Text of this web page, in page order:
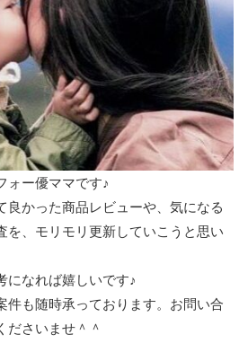
ォー優ママです♪
良かった商品レビューや、気になる
を、モリモリ更新していこうと思い
になれば嬉しいです♪
件も随時承っております。お問い合
ださいませ＾＾